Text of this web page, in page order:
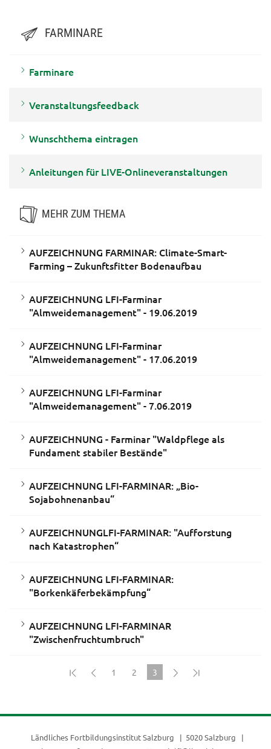
FARMINARE
Farminare
Veranstaltungsfeedback
Wunschthema eintragen
Anleitungen für LIVE-Onlineveranstaltungen
MEHR ZUM THEMA
AUFZEICHNUNG FARMINAR: Climate-Smart-
Farming – Zukunftsfitter Bodenaufbau
AUFZEICHNUNG LFI-Farminar
"Almweidemanagement" - 19.06.2019
AUFZEICHNUNG LFI-Farminar
"Almweidemanagement" - 17.06.2019
AUFZEICHNUNG LFI-Farminar
"Almweidemanagement" - 7.06.2019
AUFZEICHNUNG - Farminar "Waldpflege als
Fundament stabiler Bestände"
AUFZEICHNUNG LFI-FARMINAR: „Bio-
Sojabohnenanbau“
AUFZEICHNUNGLFI-FARMINAR: "Aufforstung
nach Katastrophen“
AUFZEICHNUNG LFI-FARMINAR:
"Borkenkäferbekämpfung“
AUFZEICHNUNG LFI-FARMINAR
"Zwischenfruchtumbruch"
1 2
3
Ländliches Fortbildungsinstitut Salzburg
5020 Salzburg